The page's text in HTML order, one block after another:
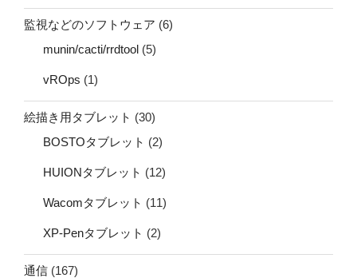
監視などのソフトウェア (6)
munin/cacti/rrdtool (5)
vROps (1)
絵描き用タブレット (30)
BOSTOタブレット (2)
HUIONタブレット (12)
Wacomタブレット (11)
XP-Penタブレット (2)
通信 (167)